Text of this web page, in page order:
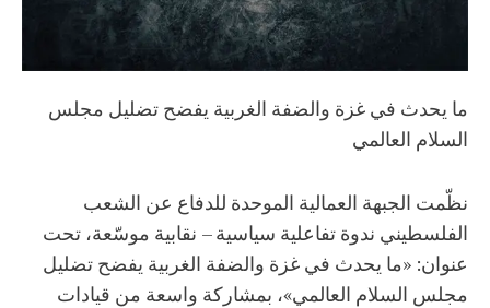
ما يحدث في غزة والضفة الغربية يفضح تضليل مجلس
السلام العالمي
نظّمت الجبهة العمالية الموحدة للدفاع عن الشعب
الفلسطيني ندوة تفاعلية سياسية – نقابية موسّعة، تحت
عنوان: «ما يحدث في غزة والضفة الغربية يفضح تضليل
مجلس السلام العالمي»، بمشاركة واسعة من قيادات